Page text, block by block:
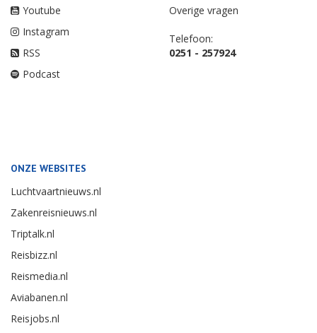
Youtube
Instagram
RSS
Podcast
Overige vragen
Telefoon:
0251 - 257924
ONZE WEBSITES
Luchtvaartnieuws.nl
Zakenreisnieuws.nl
Triptalk.nl
Reisbizz.nl
Reismedia.nl
Aviabanen.nl
Reisjobs.nl